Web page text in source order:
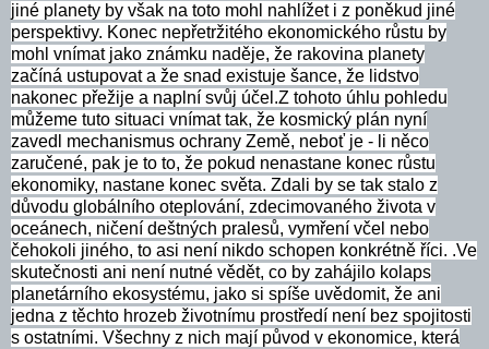
jiné planety by však na toto mohl nahlížet i z poněkud jiné
perspektivy. Konec nepřetržitého ekonomického růstu by
mohl vnímat jako známku naděje, že rakovina planety
začíná ustupovat a že snad existuje šance, že lidstvo
nakonec přežije a naplní svůj účel.Z tohoto úhlu pohledu
můžeme tuto situaci vnímat tak, že kosmický plán nyní
zavedl mechanismus ochrany Země, neboť je - li něco
zaručené, pak je to to, že pokud nenastane konec růstu
ekonomiky, nastane konec světa. Zdali by se tak stalo z
důvodu globálního oteplování, zdecimovaného života v
oceánech, ničení deštných pralesů, vymření včel nebo
čehokoli jiného, to asi není nikdo schopen konkrétně říci. .Ve
skutečnosti ani není nutné vědět, co by zahájilo kolaps
planetárního ekosystému, jako si spíše uvědomit, že ani
jedna z těchto hrozeb životnímu prostředí není bez spojitosti
s ostatními. Všechny z nich mají původ v ekonomice, která